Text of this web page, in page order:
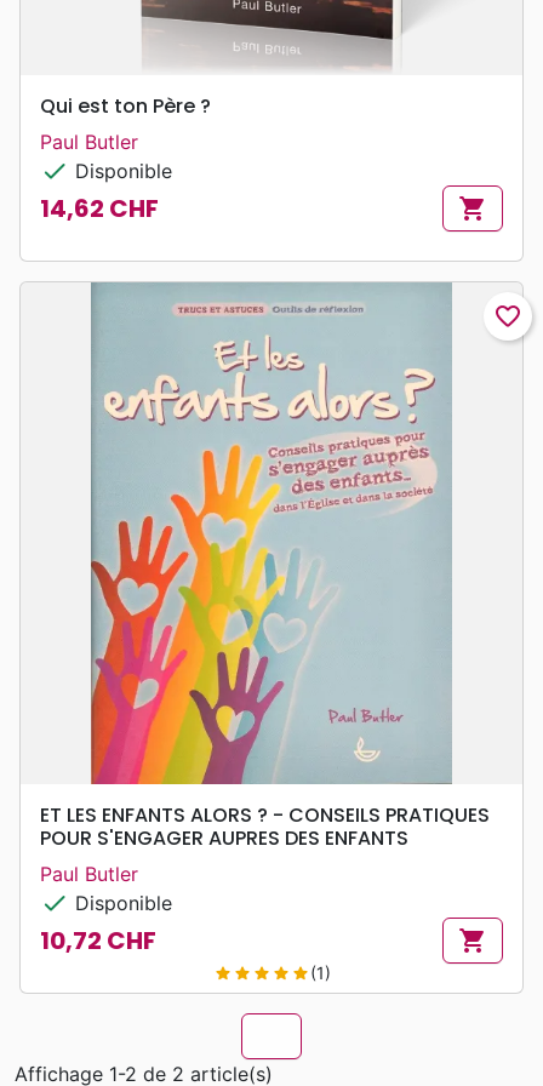
Qui est ton Père ?
Paul Butler
check Disponible
Prix
14,62 CHF shopping_cart
favorite_border
ET LES ENFANTS ALORS ? - CONSEILS PRATIQUES
POUR S'ENGAGER AUPRES DES ENFANTS
Paul Butler
check Disponible
Prix
10,72 CHF shopping_cart
star star star star star(1)
Affichage 1-2 de 2 article(s)